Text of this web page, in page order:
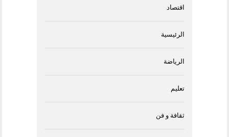
اقتصاد
الرئيسية
الرياضة
تعليم
ثقافة و فن